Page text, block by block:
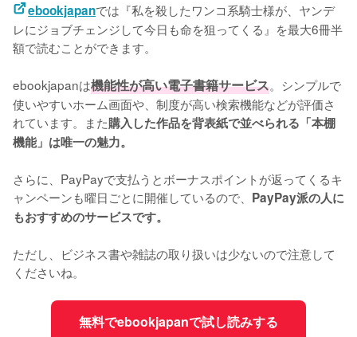
ebookjapanでは『私を殺したワンコ系騎士様が、ヤンデ
レにジョブチェンジして今日も命を狙ってくる』を最大6冊半
額で読むことができます。
ebookjapanは機能性が高い電子書籍サービス。シンプルで
使いやすいホーム画面や、制度が高い検索機能などが評価さ
れています。また購入した作品を背表紙で並べられる「本棚
機能」は唯一の魅力。
さらに、PayPayで支払うとボーナスポイントが返ってくるキ
ャンペーンも曜日ごとに開催しているので、 PayPay派の人に
もおすすめのサービスです。
ただし、ビジネス書や雑誌の取り扱いは少ないので注意して
くださいね。
無料でebookjapanで試し読みする